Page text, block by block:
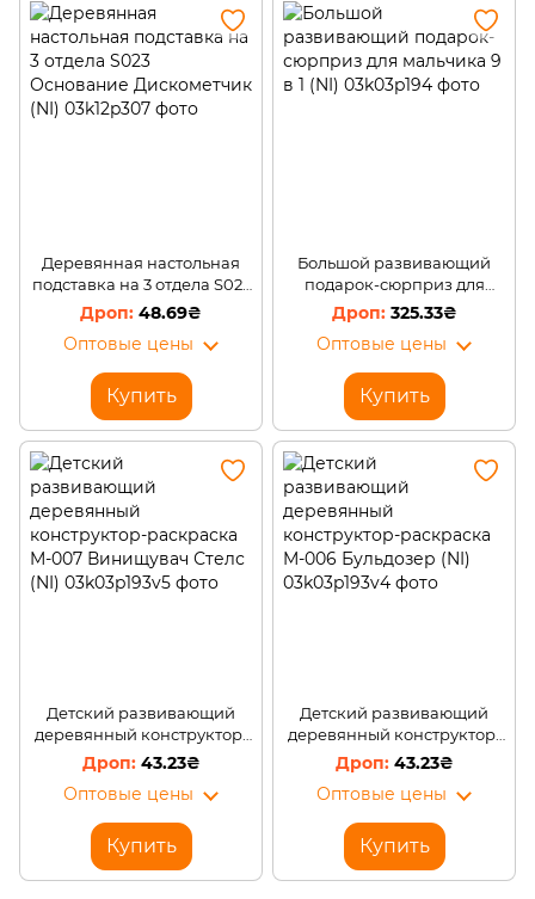
Деревянная настольная
подставка на 3 отдела S023
Основание Дискометчик
48.69₴
Оптовые цены
Купить
Большой развивающий
подарок-сюрприз для
мальчика 9 в 1 (NI)
325.33₴
Оптовые цены
Купить
Детский развивающий
деревянный конструктор-
раскраска M-007
Винищувач Стелс (NI)
43.23₴
Оптовые цены
Купить
Детский развивающий
деревянный конструктор-
раскраска M-006
Бульдозер (NI)
43.23₴
Оптовые цены
Купить